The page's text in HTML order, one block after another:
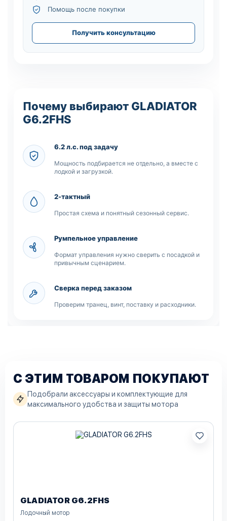
Помощь после покупки
Получить консультацию
Почему выбирают GLADIATOR
G6.2FHS
6.2 л.с. под задачу
Мощность подбирается не отдельно, а вместе с
лодкой и загрузкой.
2-тактный
Простая схема и понятный сезонный сервис.
Румпельное управление
Формат управления нужно сверить с посадкой и
привычным сценарием.
Сверка перед заказом
Проверим транец, винт, поставку и расходники.
С ЭТИМ ТОВАРОМ ПОКУПАЮТ
Подобрали аксессуары и комплектующие для
максимального удобства и защиты мотора
GLADIATOR G6.2FHS
Лодочный мотор